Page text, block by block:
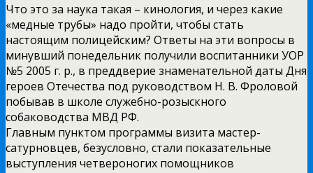
Что это за наука такая – кинология, и через какие
«медные трубы» надо пройти, чтобы стать
настоящим полицейским? Ответы на эти вопросы в
минувший понедельник получили воспитанники УОР
№5 2005 г. р., в преддверие знаменательной даты Дня
героев Отечества под руководством Н. В. Фроловой
побывав в школе служебно-розыскного
собаководства МВД РФ.
Главным пунктом программы визита мастер-
сатурновцев, безусловно, стали показательные
выступления четвероногих помощников